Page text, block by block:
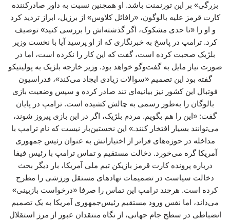
بزرگی» بر این تورنمنت باشد. او همچنین نسبت به داور صادرکننده
کارت قرمز علیه بالوگون، «رافائل کلاوس» از برزیل، ابراز تردید کرد
و او را «تا حدی مشکوک، اگر گذشته‌اش را بررسی کنید» توصیف
کرد. ترامپ در پاسخ به خبرنگاری که از او پرسید آیا با نخست وزیر
بلژیک صحبت کرده است، گفت که این کار را نکرده است، اما در
صورت نیاز مایل به گفت‌وگو خواهد بود. وزیر خارجه بلژیک به پولیتیکو
گفته بود این تصمیم «سوالات زیادی ایجاد می‌کند»، فدراسیون
فوتبال این کشور نیز بیانیه‌ای تند صادر کرده و سپس وضعیت بازی
بالوگان را به‌طور رسمی به چالش کشیده است. ترامپ در پایان
گفت: «این را هم بگویم. مردم بلژیک، اگر در این بازی پیروز شوند،
می‌توانند بسیار افتخار کنند.» این نخستین‌بار نیست که نام ترامپ با
مداخله در حوزه‌های فراتر از اختیاراتش به عنوان رئیس جمهوری
آمریکا گره می‌خورد. دخالت مستقیم و تماس ترامپ با رئیس فیفا
درباره پرونده کارت قرمز بازیکن تیم ملی آمریکا، بار دیگر بحث
دخالت سیاست در تصمیمات نهادهای مستقل ورزشی را مطرح
کرده است. هرچند ترامپ این تماس را صرفا «درخواست بازبینی»
می‌داند، اما نفس ورود مستقیم رئیس‌جمهوری آمریکا به یک تصمیم
انضباطی در سطح جام جهانی، از نگاه منتقدان عبور از مرز استقلال